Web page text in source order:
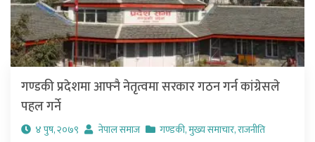
गण्डकी प्रदेशमा आफ्नै नेतृत्वमा सरकार गठन गर्न कांग्रेसले
पहल गर्ने
४ पुष, २०७९ नेपाल समाज गण्डकी,मुख्य समाचार,राजनीति